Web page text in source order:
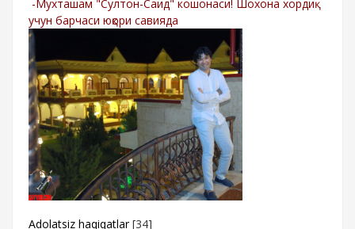
-Мухташам "Султон-Саид" кошонаси! Шохона хордиқ
учун барчаси юқори савияда
Adolatsiz haqiqatlar [34]